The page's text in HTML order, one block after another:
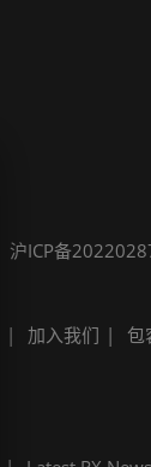
沪ICP备
加入我们 包